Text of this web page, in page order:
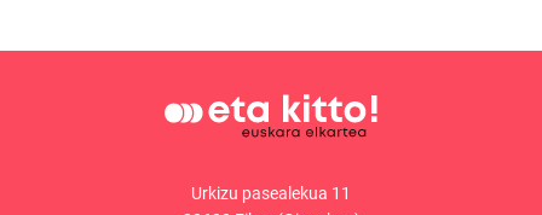
Urkizu pasealekua 11